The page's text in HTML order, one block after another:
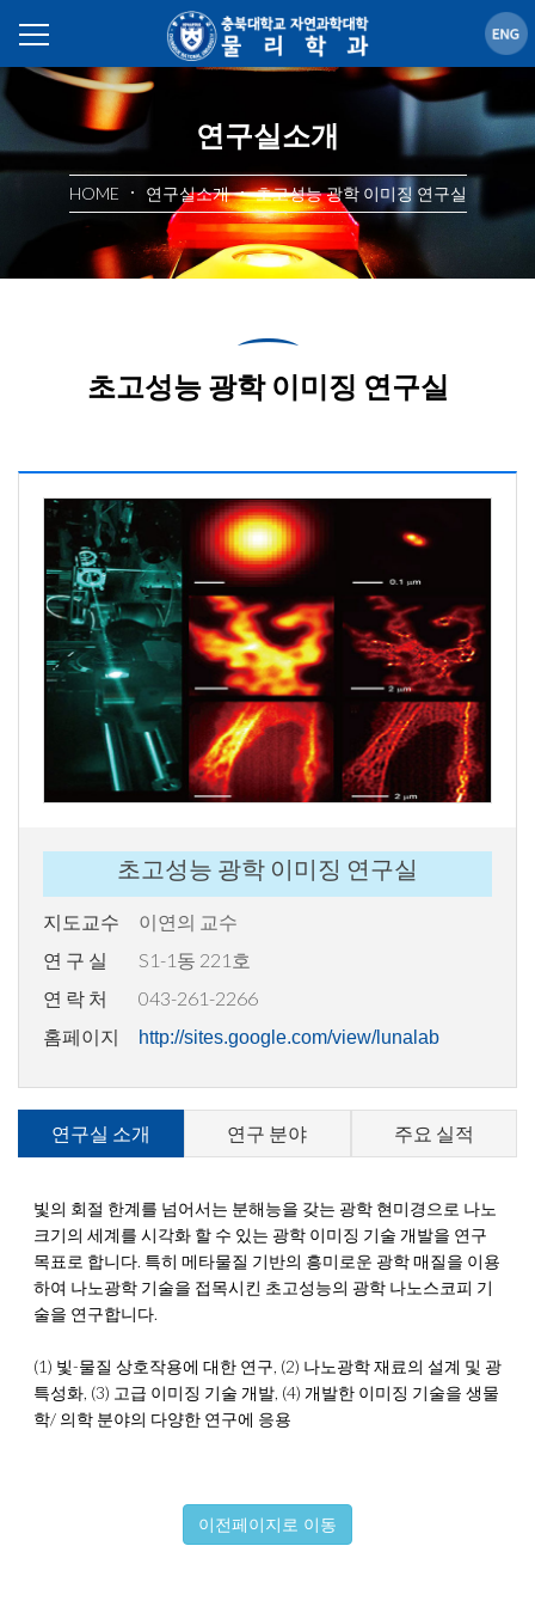
연구실소개
HOME 연구실소개 초고성능 광학 이미징 연구실
초고성능 광학 이미징 연구실
초고성능 광학 이미징 연구실
지도교수
이연의 교수
연 구 실
S1-1동 221호
연 락 처
043-261-2266
홈페이지
http://sites.google.com/view/lunalab
연구실 소개 연구 분야 주요 실적
빛의 회절 한계를 넘어서는 분해능을 갖는 광학 현미경으로 나노
크기의 세계를 시각화 할 수 있는 광학 이미징 기술 개발을 연구
목표로 합니다. 특히 메타물질 기반의 흥미로운 광학 매질을 이용
하여 나노광학 기술을 접목시킨 초고성능의 광학 나노스코피 기
술을 연구합니다.
(1) 빛-물질 상호작용에 대한 연구, (2) 나노광학 재료의 설계 및 광
특성화, (3) 고급 이미징 기술 개발, (4) 개발한 이미징 기술을 생물
학/ 의학 분야의 다양한 연구에 응용
이전페이지로 이동